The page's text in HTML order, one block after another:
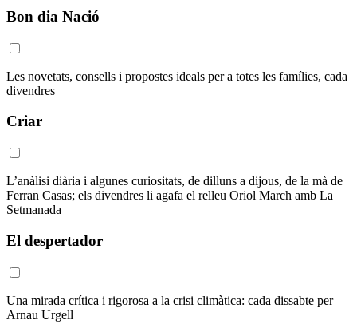
Bon dia Nació
Les novetats, consells i propostes ideals per a totes les famílies, cada
divendres
Criar
L’anàlisi diària i algunes curiositats, de dilluns a dijous, de la mà de
Ferran Casas; els divendres li agafa el relleu Oriol March amb La
Setmanada
El despertador
Una mirada crítica i rigorosa a la crisi climàtica: cada dissabte per
Arnau Urgell